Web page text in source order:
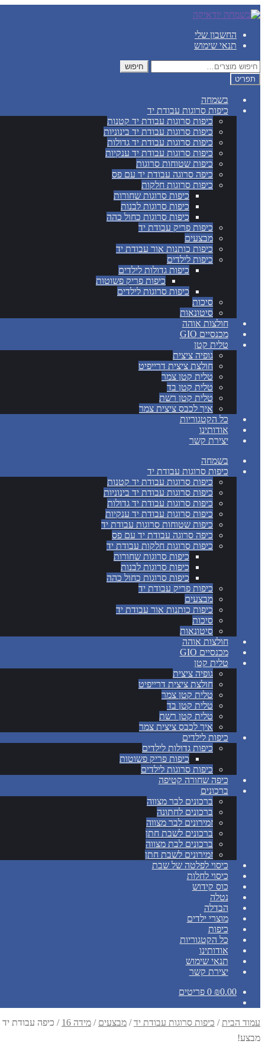
דלג
לדלג
החשבון שלי
תנאי שימוש
חיפוש
עבור:
חיפוש
תפריט
בשמחה
כיפות סרוגות עבודת יד
כיפות סרוגות עבודת יד קטנות
כיפות סרוגות עבודת יד בינוניות
כיפות סרוגות עבודת יד גדולות
כיפות סרוגות עבודת יד ענקיות
כיפות שטוחות סרוגות
כיפה סרוגה עבודת יד עם פס
כיפות סרוגות חלקות
כיפות סרוגות שחורות
כיפות סרוגות לבנות
כיפות סרוגות כחול כהה
כיפות פריק עבודת יד
מבצעים
כיפות כותנות אור עבודת יד
כיפות לילדים
כיפות גדולות לילדים
כיפות פריק פשוטות
כיפות סרוגות לילדים
סיכות
סיטונאות
חולצות אוהה
מכנסיים GIO
טלית קטן
גופיה ציצית
חולצת ציצית דרייפיט
טלית קטן צמר
טלית קטן בד
טלית קטן רשת
איך לכבס ציצית צמר
כל הקטגוריות
אודותינו
יצירת קשר
בשמחה
כיפות סרוגות עבודת יד
כיפות סרוגות עבודת יד קטנות
כיפות סרוגות עבודת יד בינוניות
כיפות סרוגות עבודת יד גדולות
כיפות סרוגות עבודת יד ענקיות
כיפות שטוחות סרוגות עבודת יד
כיפה סרוגה עבודת יד עם פס
כיפות סרוגות חלקות עבודת יד
כיפות סרוגות שחורות
כיפות סרוגות לבנות
כיפות סרוגות כחול כהה
כיפות פריק עבודת יד
מבצעים
כיפות כותנות אור עבודת יד
סיכות
סיטונאות
חולצות אוהה
מכנסיים GIO
טלית קטן
גופיה ציצית
חולצת ציצית דרייפיט
טלית קטן צמר
טלית קטן בד
טלית קטן רשת
איך לכבס ציצית צמר
כיפות לילדים
כיפות גדולות לילדים
כיפות פריק פשוטות
כיפות סרוגות לילדים
כיפה שחורה קטיפה
ברכונים
ברכונים לבר מצווה
ברכונים לחתונה
זמירונים לבר מצווה
ברכונים לשבת חתן
ברכונים לבת מצווה
זמירונים לשבת חתן
כיסוי לפלטה של שבת
כיסוי לחלות
כוס קידוש
נטלה
הבדלה
מוצרי ילדים
כיפות
כל הקטגוריות
אודותינו
תנאי שימוש
יצירת קשר
₪0.00 0 פריטים
עמוד הבית / כיפות סרוגות עבודת יד/ מבצעים / מידה 16 / כיפה עבודת יד 16 ס"מ דגם 730
מבצע!